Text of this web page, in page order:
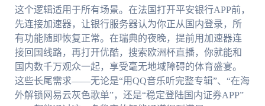
这个逻辑适用于所有场景。在法国打开平安银行APP前，
先连接加速器，让银行服务器认为你正从国内登录，所
有功能随即恢复正常。在瑞典的夜晚，提前用加速器连
接回国线路，再打开优酷，搜索欧洲杯直播，你就能和
国内数千万观众一起，享受毫无地域障碍的体育盛宴。
这些长尾需求——无论是“用QQ音乐听完整专辑”、“在海
外解锁网易云灰色歌单”，还是“稳定登陆国内证券APP”